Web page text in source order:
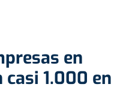
en
casi 1.000 en